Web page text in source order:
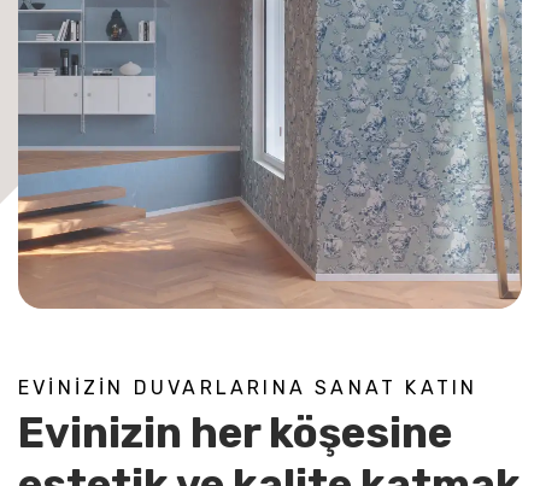
EVINIZIN DUVARLARINA SANAT KATIN
Evinizin her köşesine